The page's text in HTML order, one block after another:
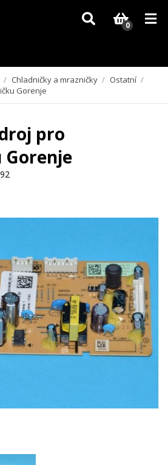
se může dodání dílů, které nejsou skladem,
Děkujeme za pochopení.
0
/ Chladničky a mrazničky / Ostatní /
Gorenje
pro